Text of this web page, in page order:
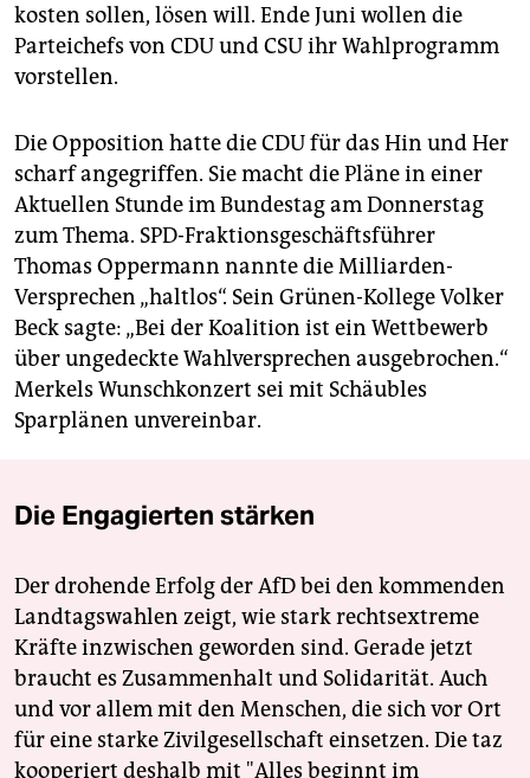
kosten sollen, lösen will. Ende Juni wollen die
Parteichefs von CDU und CSU ihr Wahlprogramm
vorstellen.
Die Opposition hatte die CDU für das Hin und Her
scharf angegriffen. Sie macht die Pläne in einer
Aktuellen Stunde im Bundestag am Donnerstag
zum Thema. SPD-Fraktionsgeschäftsführer
Thomas Oppermann nannte die Milliarden-
Versprechen „haltlos“. Sein Grünen-Kollege Volker
Beck sagte: „Bei der Koalition ist ein Wettbewerb
über ungedeckte Wahlversprechen ausgebrochen.“
Merkels Wunschkonzert sei mit Schäubles
Sparplänen unvereinbar.
Die Engagierten stärken
Der drohende Erfolg der AfD bei den kommenden
Landtagswahlen zeigt, wie stark rechtsextreme
Kräfte inzwischen geworden sind. Gerade jetzt
braucht es Zusammenhalt und Solidarität. Auch
und vor allem mit den Menschen, die sich vor Ort
für eine starke Zivilgesellschaft einsetzen. Die taz
kooperiert deshalb mit "Alles beginnt im